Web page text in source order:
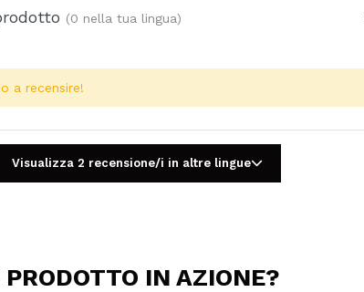
(0 nella tua lingua)
foto
a recensire!
Visualizza 2 recensione/i in altre lingue
IN AZIONE?